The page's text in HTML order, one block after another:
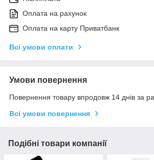
Оплата на рахунок
Оплата на карту Приватбанк
Всі умови оплати
Умови повернення
Повернення товару впродовж 14 днів за
Всі умови повернення
Подібні товари компанії